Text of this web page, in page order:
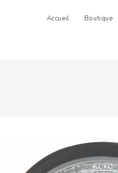
Accueil Boutique